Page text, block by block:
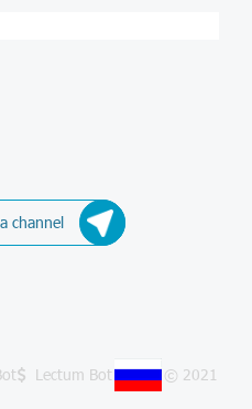
channel
Lectum Bot © 2021